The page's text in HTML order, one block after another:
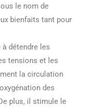
le nom de
bienfaits tant pour
détendre les
tensions et les
la circulation
des
plus, il stimule le